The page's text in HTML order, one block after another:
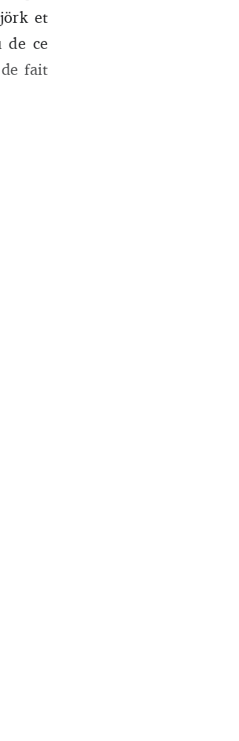
et
de ce
fait